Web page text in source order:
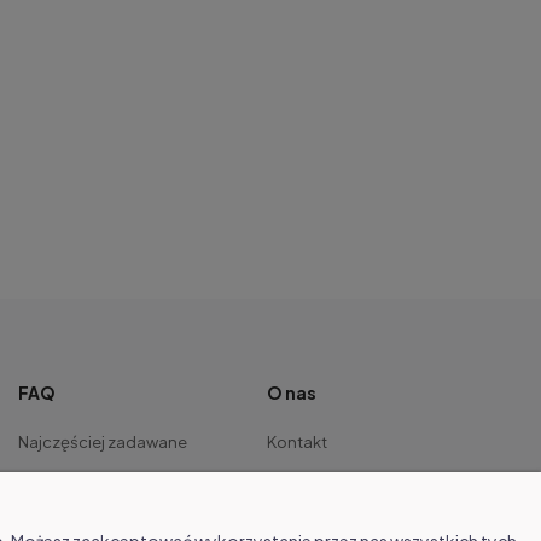
FAQ
Najczęściej zadawane
pytania
O nas
Kontakt
O firmie